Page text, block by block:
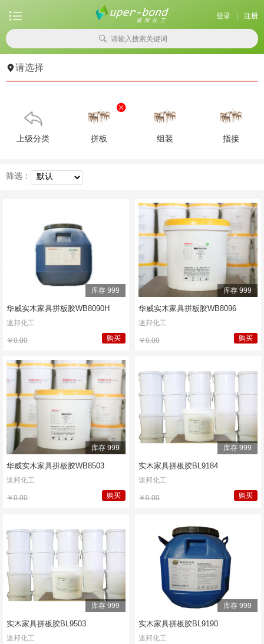
登录 注册

 请输入搜索关键词
请选择

上级分类 拼板

组装 指接
筛选：
库存 999
华威实木家具拼板胶WB8090H
速邦化工
￥0.00 购买
库存 999
华威实木家具拼板胶WB8096
速邦化工
￥0.00 购买
库存 999
华威实木家具拼板胶WB8503
速邦化工
￥0.00 购买
库存 999
实木家具拼板胶BL9184
速邦化工
￥0.00 购买
库存 999
实木家具拼板胶BL9503
速邦化工
库存 999
实木家具拼板胶BL9190
速邦化工